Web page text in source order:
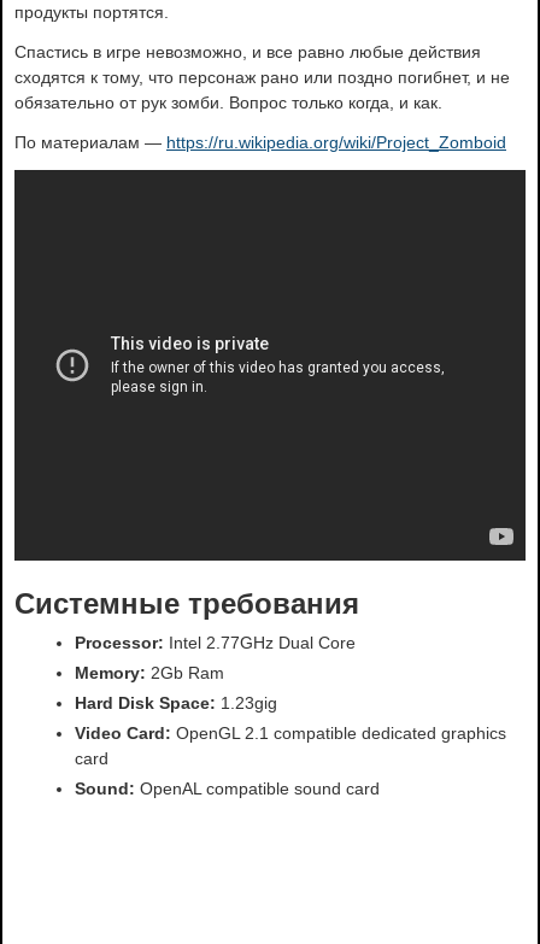
продукты портятся.
Спастись в игре невозможно, и все равно любые действия
сходятся к тому, что персонаж рано или поздно погибнет, и не
обязательно от рук зомби. Вопрос только когда, и как.
По материалам — https://ru.wikipedia.org/wiki/Project_Zomboid
Системные требования
Processor: Intel 2.77GHz Dual Core
Memory: 2Gb Ram
Hard Disk Space: 1.23gig
Video Card: OpenGL 2.1 compatible dedicated graphics
card
Sound: OpenAL compatible sound card